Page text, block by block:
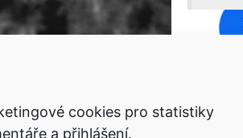
cookies pro statistiky
a přihlášení.